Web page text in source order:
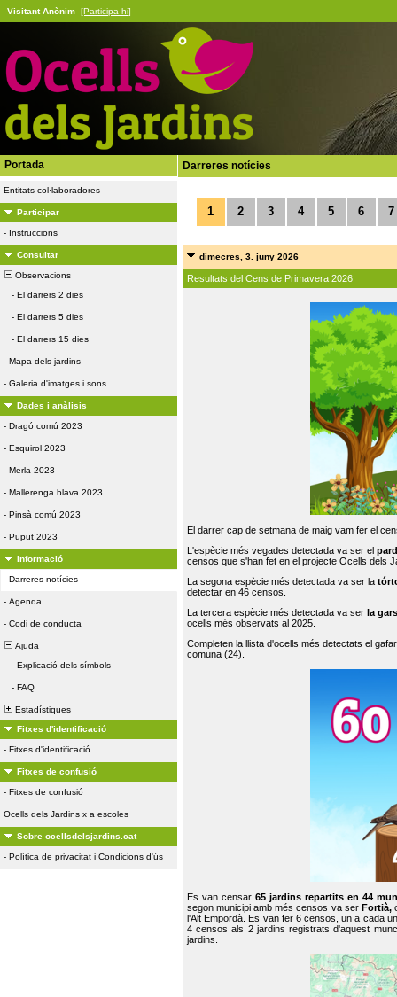
Visitant Anònim [Participa-hi]
Portada
Entitats col·laboradores
Participar
- Instruccions
Consultar
Observacions
- El darrers 2 dies
- El darrers 5 dies
- El darrers 15 dies
- Mapa dels jardins
- Galeria d'imatges i sons
Dades i anàlisis
- Dragó comú 2023
- Esquirol 2023
- Merla 2023
- Mallerenga blava 2023
- Pinsà comú 2023
- Puput 2023
Informació
- Darreres notícies
- Agenda
- Codi de conducta
Ajuda
- Explicació dels símbols
- FAQ
Estadístiques
Fitxes d'identificació
- Fitxes d'identificació
Fitxes de confusió
- Fitxes de confusió
Ocells dels Jardins x a escoles
Sobre ocellsdelsjardins.cat
- Política de privacitat i Condicions d'ús
Darreres notícies
1 2 3 4 5 6 7
dimecres, 3. juny 2026
Resultats del Cens de Primavera 2026
El darrer cap de setmana de maig vam fer el
L'espècie més vegades detectada va ser el
censos que s'han fet en el projecte Ocells dels
La segona espècie més detectada va ser la
detectar en 46 censos.
La tercera espècie més detectada va ser la
ocells més observats al 2025.
Completen la llista d'ocells més detectats el
comuna (24).
Es van censar65 jardins repartits en 44
segon municipi amb més censos va ser Fortià,
l'Alt Empordà. Es van fer 6 censos, un a cada
4 censos als 2 jardins registrats d'aquest
jardins.